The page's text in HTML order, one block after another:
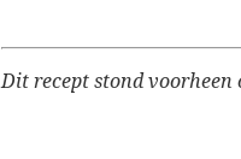
Dit recept stond voorheen